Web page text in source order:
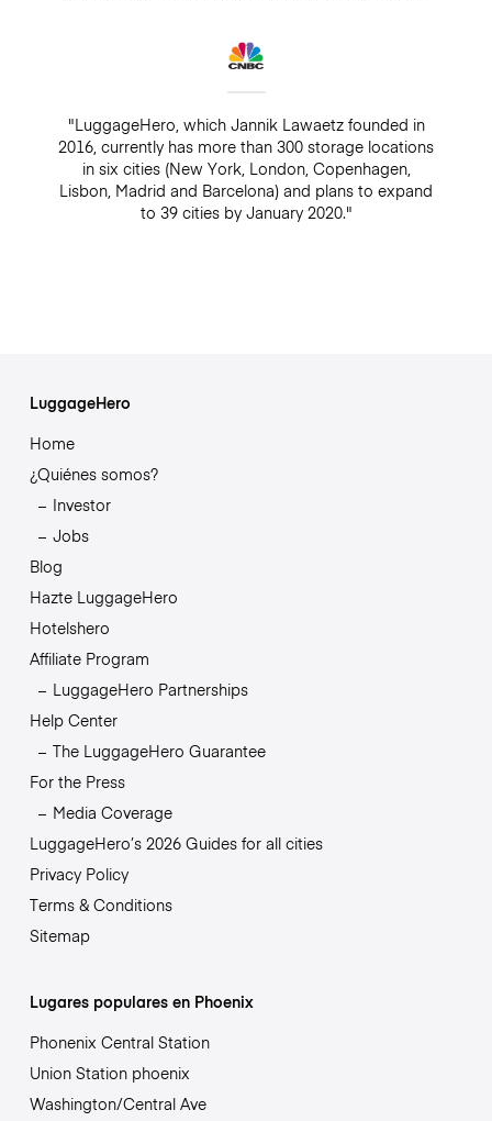
"LuggageHero, which Jannik Lawaetz founded in
2016, currently has more than 300 storage locations
in six cities (New York, London, Copenhagen,
Lisbon, Madrid and Barcelona) and plans to expand
to 39 cities by January 2020."
LuggageHero
Home
¿Quiénes somos?
Investor
Jobs
Blog
Hazte LuggageHero
Hotelshero
Affiliate Program
LuggageHero Partnerships
Help Center
The LuggageHero Guarantee
For the Press
Media Coverage
LuggageHero’s 2026 Guides for all cities
Privacy Policy
Terms & Conditions
Sitemap
Lugares populares en Phoenix
Phonenix Central Station
Union Station phoenix
Washington/Central Ave